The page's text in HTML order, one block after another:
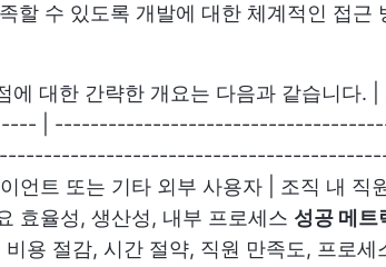
할 수 있도록 개발에 대한 체계적인 접근
대한 간략한 개요는 다음과 같습니다. |
|
언트 또는 기타 외부 사용자 | 조직 내 직
효율성, 생산성, 내부 프로세스 성공 메트
용 절감, 시간 절약, 직원 만족도, 프로세